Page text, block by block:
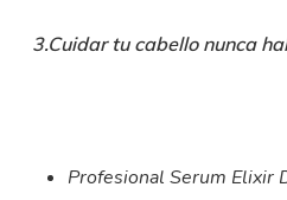
3.Cuidar tu cabello nunca
Profesional Serum Elixir